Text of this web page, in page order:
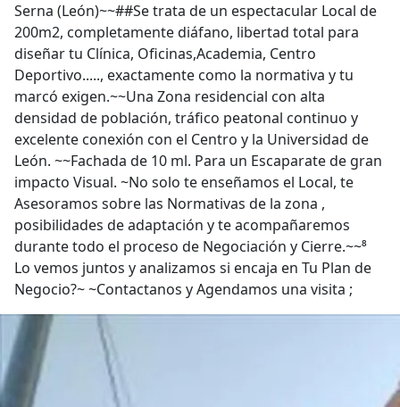
Serna (León)~~##Se trata de un espectacular Local de
200m2, completamente diáfano, libertad total para
diseñar tu Clínica, Oficinas,Academia, Centro
Deportivo....., exactamente como la normativa y tu
marcó exigen.~~Una Zona residencial con alta
densidad de población, tráfico peatonal continuo y
excelente conexión con el Centro y la Universidad de
León. ~~Fachada de 10 ml. Para un Escaparate de gran
impacto Visual. ~No solo te enseñamos el Local, te
Asesoramos sobre las Normativas de la zona ,
posibilidades de adaptación y te acompañaremos
durante todo el proceso de Negociación y Cierre.~~⁸
Lo vemos juntos y analizamos si encaja en Tu Plan de
Negocio?~ ~Contactanos y Agendamos una visita ;